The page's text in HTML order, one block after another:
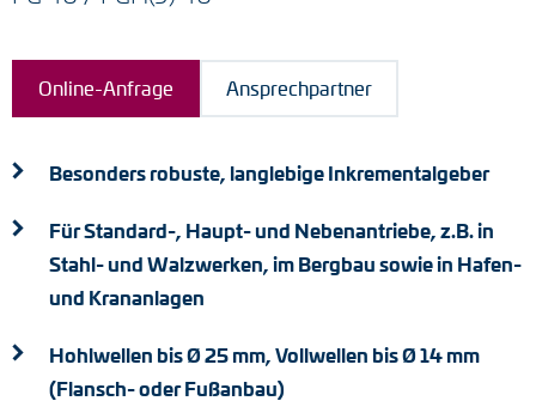
DC Motoren
AC Synchrongeneratoren
Online-Anfrage Ansprechpartner
Besonders robuste, langlebige Inkrementalgeber
Für Standard-, Haupt- und Nebenantriebe, z.B. in
Stahl- und Walzwerken, im Bergbau sowie in Hafen-
und Krananlagen
Hohlwellen bis Ø 25 mm, Vollwellen bis Ø 14 mm
(Flansch- oder Fußanbau)